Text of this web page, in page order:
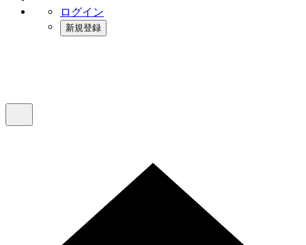
ログイン
新規登録